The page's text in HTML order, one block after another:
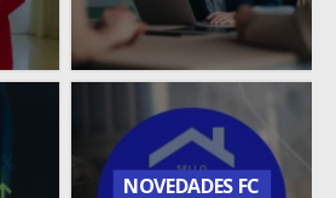
NOVEDADES FC